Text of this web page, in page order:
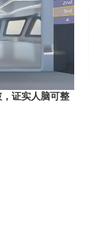
证实人脑可整